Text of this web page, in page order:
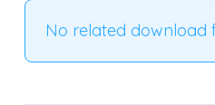
No related download